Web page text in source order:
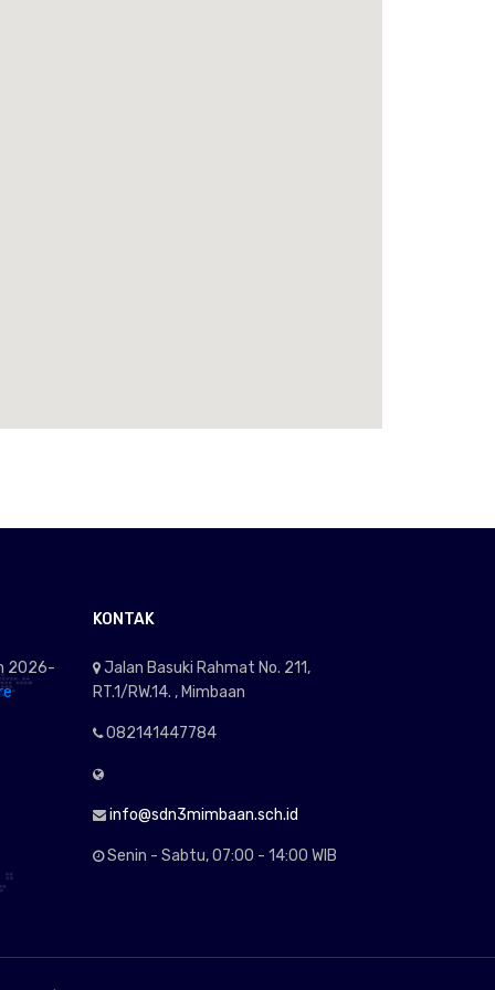
2026-
KONTAK
Jalan Basuki Rahmat No. 211,
RT.1/RW.14. , Mimbaan
082141447784
info@sdn3mimbaan.sch.id
Senin - Sabtu, 07:00 - 14:00 WIB